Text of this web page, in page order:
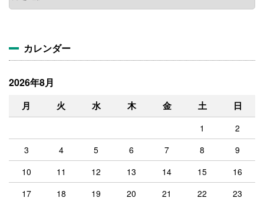
カ
カレンダー
2026年8月
月 火 水 木 金 土 日
1
2
3
4 5 6 7 8
9
10
11 12 13 14 15
16
17
18 19 20 21 22
23